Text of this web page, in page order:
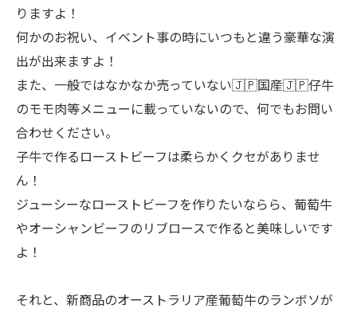
りますよ！
何かのお祝い、イベント事の時にいつもと違う豪華な演
出が出来ますよ！
また、一般ではなかなか売っていない🇯🇵国産🇯🇵仔牛
のモモ肉等メニューに載っていないので、何でもお問い
合わせください。
子牛で作るローストビーフは柔らかくクセがありませ
ん！
ジューシーなローストビーフを作りたいならら、葡萄牛
やオーシャンビーフのリブロースで作ると美味しいです
よ！
それと、新商品のオーストラリア産葡萄牛のランボソが